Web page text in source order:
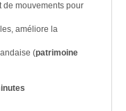
de mouvements pour
améliore la
(patrimoine